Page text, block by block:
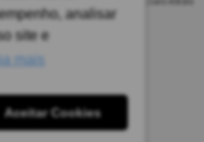
analisar
site e
mais
Aceitar Cookies
sem aviso prévio.
para todas as regiões.
ilustrativas.